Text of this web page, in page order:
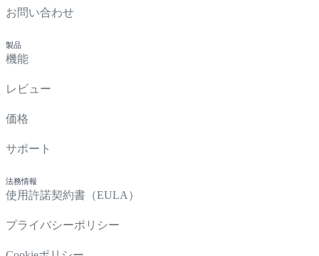
お問い合わせ
製品
機能
レビュー
価格
サポート
法務情報
使用許諾契約書（EULA）
プライバシーポリシー